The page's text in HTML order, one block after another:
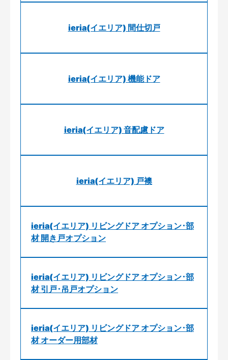
ieria(イエリア) 間仕切戸
ieria(イエリア) 機能ドア
ieria(イエリア) 音配慮ドア
ieria(イエリア) 戸襖
ieria(イエリア) リビングドア オプション･部
材 開き戸オプション
ieria(イエリア) リビングドア オプション･部
材 引戸･吊戸オプション
ieria(イエリア) リビングドア オプション･部
材 オーダー用部材